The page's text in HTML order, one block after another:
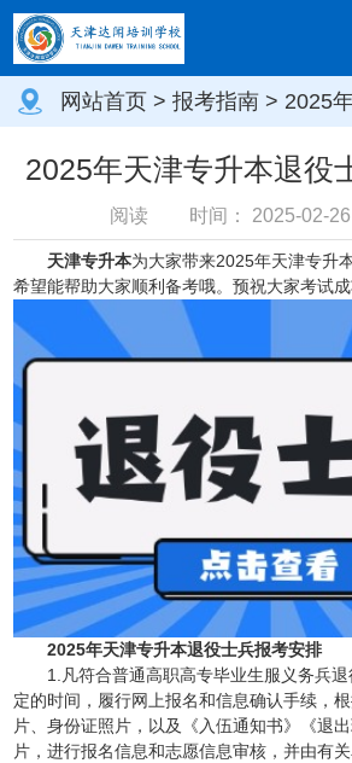
网站首页 > 报考指南 > 2025
兵报考安排
2025年天津专升本退役
阅读 时间： 2025-02-
天津专升本为大家带来2025年天津专升
希望能帮助大家顺利备考哦。预祝大家考试成
2025年天津专升本退役士兵报考安排
1.凡符合普通高职高专毕业生服义务兵退
定的时间，履行网上报名和信息确认手续，
片、身份证照片，以及《入伍通知书》《退
片，进行报名信息和志愿信息审核，并由有